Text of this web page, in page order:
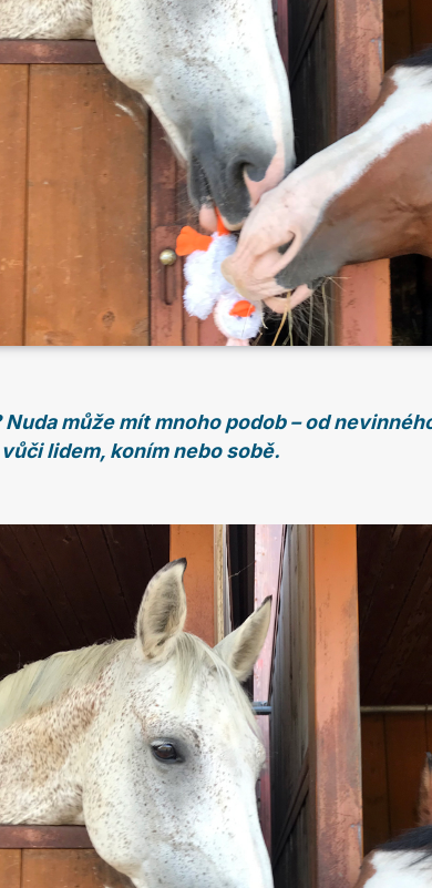
Nuda může mít mnoho podob – od
lidem, koním nebo sobě.